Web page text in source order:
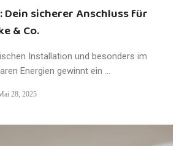
Dein sicherer Anschluss für
& Co.
Installation und besonders im
Energien gewinnt ein ...
28, 2025